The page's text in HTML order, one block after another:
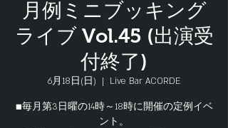
月例ミニブッキング
ライブ Vol.45 (出演受
付終了)
6月18日(日)
  |
Live Bar ACORDE
■毎月第3日曜の14時～18時に開催の定例イベ
ント。